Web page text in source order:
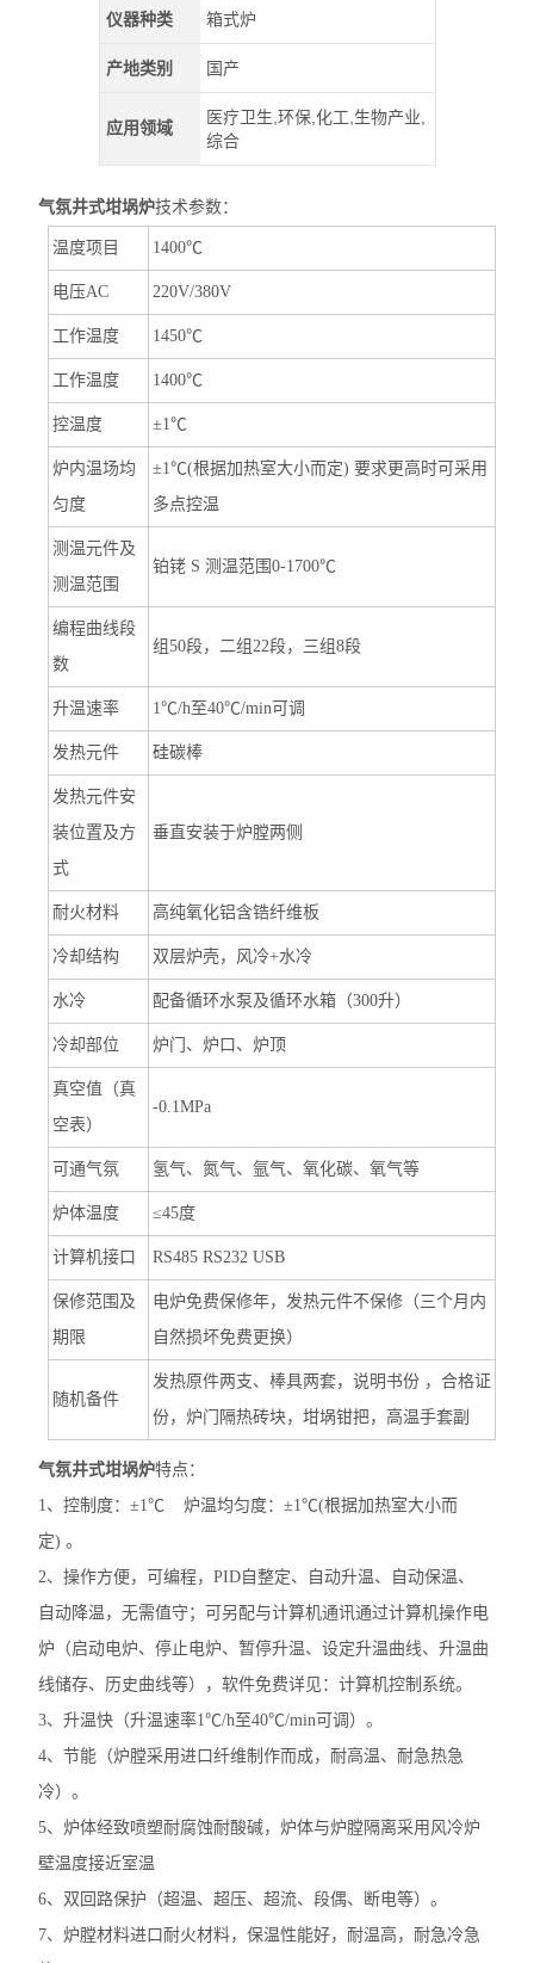
仪器种类 箱式炉
产地类别 国产
应用领域
医疗卫生,环保,化工,生物产业,
综合
气氛井式坩埚炉技术参数：
温度项目 1400℃
电压AC 220V/380V
工作温度 1450℃
工作温度 1400℃
控温度 ±1℃
炉内温场均
匀度
±1℃(根据加热室大小而定) 要求更高时可采用
多点控温
测温元件及
测温范围
铂铑 S 测温范围0-1700℃
编程曲线段
数
组50段，二组22段，三组8段
升温速率 1℃/h至40℃/min可调
发热元件 硅碳棒
发热元件安
装位置及方
式
垂直安装于炉膛两侧
耐火材料 高纯氧化铝含锆纤维板
冷却结构 双层炉壳，风冷+水冷
水冷 配备循环水泵及循环水箱（300升）
冷却部位 炉门、炉口、炉顶
真空值（真
空表）
-0.1MPa
可通气氛 氢气、氮气、氩气、氧化碳、氧气等
炉体温度 ≤45度
计算机接口 RS485 RS232 USB
保修范围及
期限
电炉免费保修年，发热元件不保修（三个月内
自然损坏免费更换）
随机备件
发热原件两支、棒具两套，说明书份 ，合格证
份，炉门隔热砖块，坩埚钳把，高温手套副
气氛井式坩埚炉特点：
1、控制度：±1℃ 炉温均匀度：±1℃(根据加热室大小而
定) 。
2、操作方便，可编程，PID自整定、自动升温、自动保温、
自动降温，无需值守；可另配与计算机通讯通过计算机操作电
炉（启动电炉、停止电炉、暂停升温、设定升温曲线、升温曲
线储存、历史曲线等），软件免费详见：计算机控制系统。
3、升温快（升温速率1℃/h至40℃/min可调）。
4、节能（炉膛采用进口纤维制作而成，耐高温、耐急热急
冷）。
5、炉体经致喷塑耐腐蚀耐酸碱，炉体与炉膛隔离采用风冷炉
壁温度接近室温
6、双回路保护（超温、超压、超流、段偶、断电等）。
7、炉膛材料进口耐火材料，保温性能好，耐温高，耐急冷急